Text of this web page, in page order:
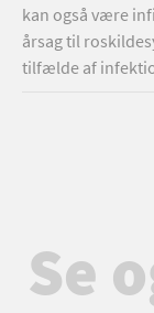
kan også være
årsag til
tilfælde af
Se